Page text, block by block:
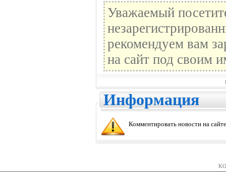
Уважаемый
рекомендуем вам
на сайт под своим
Информация
Комментировать новости на